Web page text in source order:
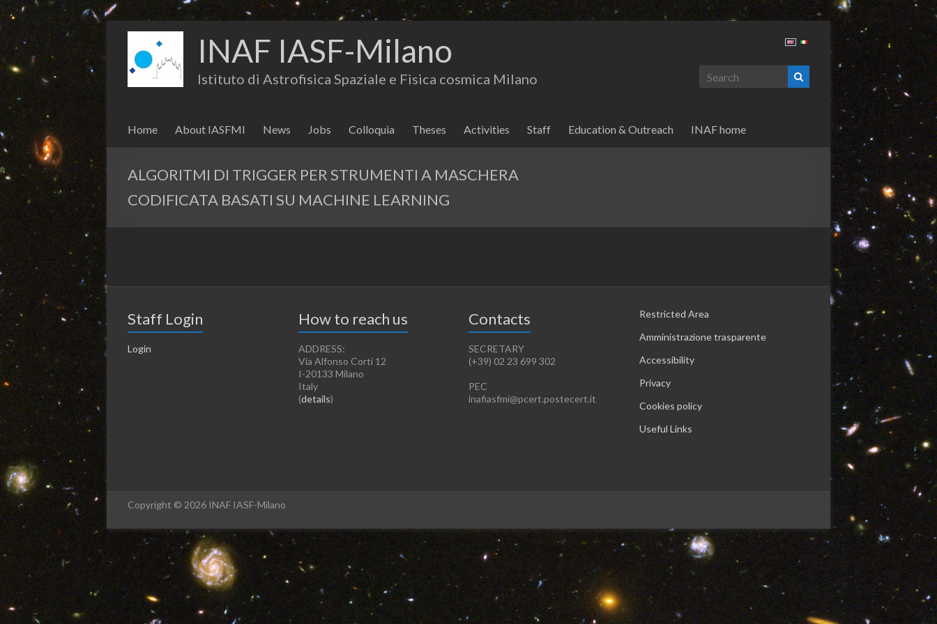
INAF IASF-Milano
Istituto di Astrofisica Spaziale e Fisica cosmica Milano
Home About IASFMI News Jobs Colloquia Theses Activities Staff Education & Outreach INAF home
ALGORITMI DI TRIGGER PER STRUMENTI A MASCHERA
CODIFICATA BASATI SU MACHINE LEARNING
Staff Login
Login
How to reach us
ADDRESS:
Via Alfonso Corti 12
I-20133 Milano
Italy
(details)
Contacts
SECRETARY
(+39) 02 23 699 302
PEC
inafiasfmi@pcert.postecert.it
Restricted Area
Amministrazione trasparente
Accessibility
Privacy
Cookies policy
Useful Links
Copyright © 2026 INAF IASF-Milano